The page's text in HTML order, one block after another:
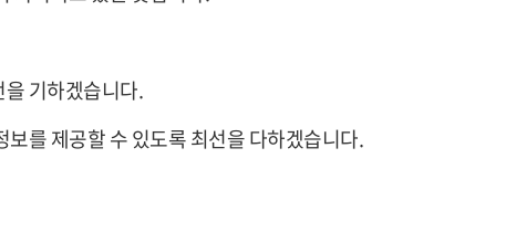
기하겠습니다.
를 제공할 수 있도록 최선을 다하겠습니다.